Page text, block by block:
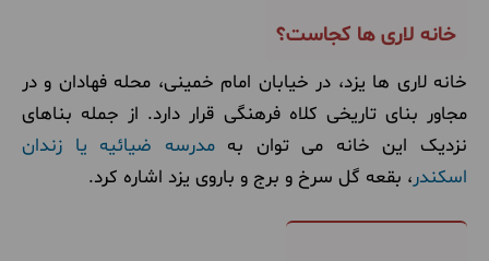
خانه لاری ها کجاست؟
خانه لاری ها یزد، در خیابان امام خمینی، محله فهادان و در
مجاور بنای تاریخی کلاه فرهنگی قرار دارد. از جمله بناهای
نزدیک این خانه می توان بهمدرسه ضیائیه یا زندان
اسکندر، بقعه گل سرخ و برج و باروی یزد اشاره کرد.